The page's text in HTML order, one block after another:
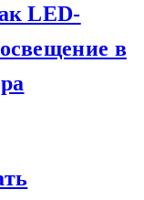
LED-
в